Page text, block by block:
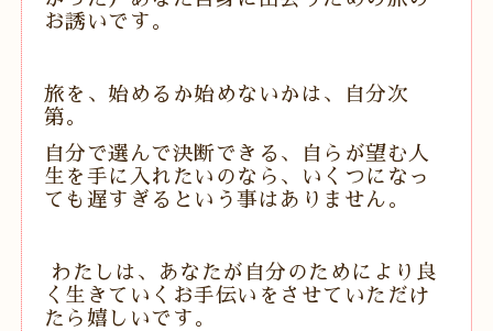
お誘いです。
旅を、始めるか始めないかは、自分次
第。
自分で選んで決断できる、自らが望む人
生を手に入れたいのなら、いくつになっ
ても遅すぎるという事はありません。
わたしは、あなたが自分のためにより良
く生きていくお手伝いをさせていただけ
たら嬉しいです。